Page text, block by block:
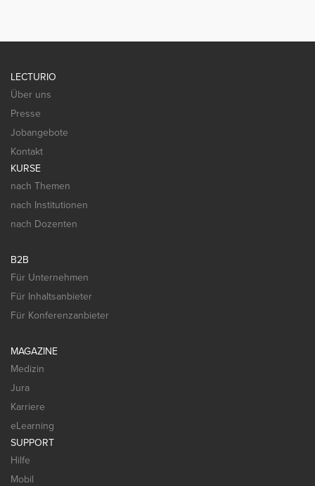
LECTURIO
Über uns
Presse
Jobangebote
Kontakt
KURSE
nach Themen
nach Institutionen
nach Dozenten
B2B
Für Unternehmen
Für Inhaltsanbieter
Für Konferenzanbieter
MAGAZINE
Medizin
Jura
Karriere
eLearning
SUPPORT
Hilfe
Mobil